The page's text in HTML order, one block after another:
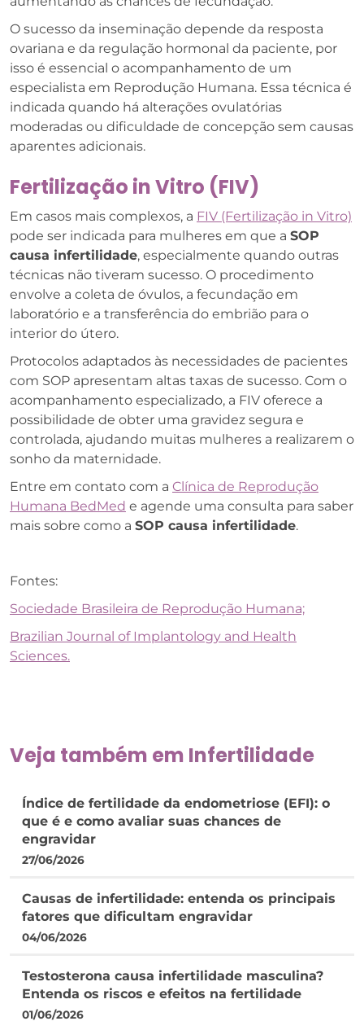
O sucesso da inseminação depende da resposta
ovariana e da regulação hormonal da paciente, por
isso é essencial o acompanhamento de um
especialista em Reprodução Humana. Essa técnica é
indicada quando há alterações ovulatórias
moderadas ou dificuldade de concepção sem causas
aparentes adicionais.
Fertilização in Vitro (FIV)
Em casos mais complexos, a FIV (Fertilização in Vitro)
pode ser indicada para mulheres em que a SOP
causa infertilidade, especialmente quando outras
técnicas não tiveram sucesso. O procedimento
envolve a coleta de óvulos, a fecundação em
laboratório e a transferência do embrião para o
interior do útero.
Protocolos adaptados às necessidades de pacientes
com SOP apresentam altas taxas de sucesso. Com o
acompanhamento especializado, a FIV oferece a
possibilidade de obter uma gravidez segura e
controlada, ajudando muitas mulheres a realizarem o
sonho da maternidade.
Entre em contato com a Clínica de Reprodução
Humana BedMed e agende uma consulta para saber
mais sobre como a SOP causa infertilidade.
Fontes:
Sociedade Brasileira de Reprodução Humana;
Brazilian Journal of Implantology and Health
Sciences.
Veja também em Infertilidade
Índice de fertilidade da endometriose (EFI): o
que é e como avaliar suas chances de
engravidar
27/06/2026
Causas de infertilidade: entenda os principais
fatores que dificultam engravidar
04/06/2026
Testosterona causa infertilidade masculina?
Entenda os riscos e efeitos na fertilidade
01/06/2026